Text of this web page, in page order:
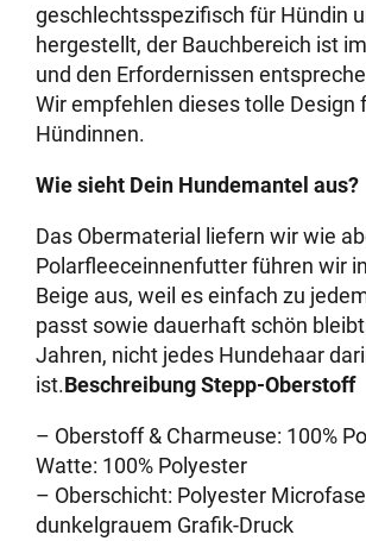
geschlechtsspezifisch für Hündin
hergestellt, der Bauchbereich ist
und den Erfordernissen
Wir empfehlen dieses tolle Design
Hündinnen.
Wie sieht Dein Hundemantel aus?
Das Obermaterial liefern wir wie
Polarfleeceinnenfutter führen wir
Beige aus, weil es einfach zu
passt sowie dauerhaft schön
Jahren, nicht jedes Hundehaar
ist.Beschreibung Stepp-Oberstoff
– Oberstoff & Charmeuse: 100%
Watte: 100% Polyester
– Oberschicht: Polyester
dunkelgrauem Grafik-Druck